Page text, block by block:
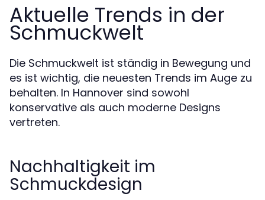
Aktuelle Trends in der
Schmuckwelt
Die Schmuckwelt ist ständig in Bewegung und
es ist wichtig, die neuesten Trends im Auge zu
behalten. In Hannover sind sowohl
konservative als auch moderne Designs
vertreten.
Nachhaltigkeit im
Schmuckdesign